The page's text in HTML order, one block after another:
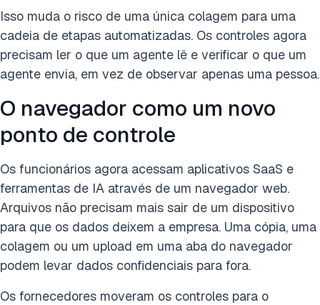
Isso muda o risco de uma única colagem para uma
cadeia de etapas automatizadas. Os controles agora
precisam ler o que um agente lê e verificar o que um
agente envia, em vez de observar apenas uma pessoa.
O navegador como um novo
ponto de controle
Os funcionários agora acessam aplicativos SaaS e
ferramentas de IA através de um navegador web.
Arquivos não precisam mais sair de um dispositivo
para que os dados deixem a empresa. Uma cópia, uma
colagem ou um upload em uma aba do navegador
podem levar dados confidenciais para fora.
Os fornecedores moveram os controles para o